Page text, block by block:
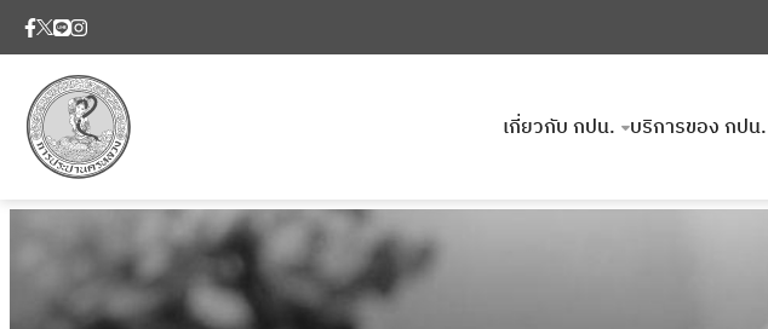
เกี่ยวกับ กปน. บริการของ กปน.